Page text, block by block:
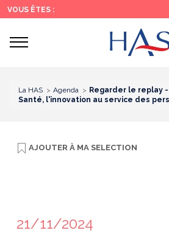
Recherche
Menu
principal
Contenu
principal
VOUS ÊTES :
Ouvrir
La HAS Agenda
Regarder le replay -
Santé, l'innovation au service des
AJOUTER À MA SELECTION
21/11/2024